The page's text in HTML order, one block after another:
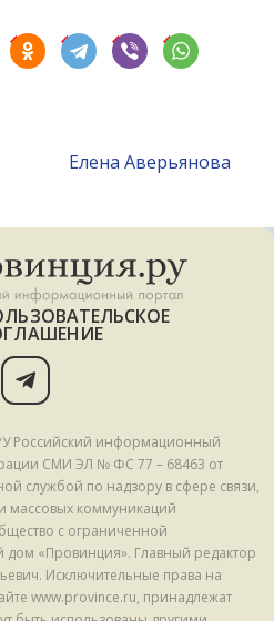
Елена Аверьянова
Российский информационный
СМИ ЭЛ № ФС 77 – 68463 от
службой по надзору в сфере связи,
массовых коммуникаций
с ограниченной
дом «Провинция». Главный редактор
Исключительные права на
www.province.ru, принадлежат